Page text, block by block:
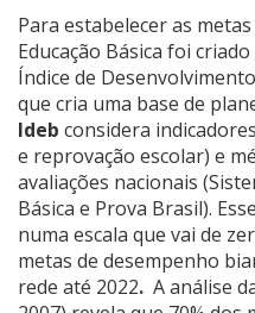
Para estabelecer as
Educação Básica foi
Índice de
que cria uma base de
Ideb considera
e reprovação escolar) e
avaliações nacionais
Básica e Prova Brasil).
numa escala que vai de
metas de desempenho
rede até 2022. A análise